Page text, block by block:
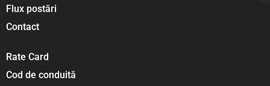
Flux postări
Contact
Rate Card
Cod de conduită